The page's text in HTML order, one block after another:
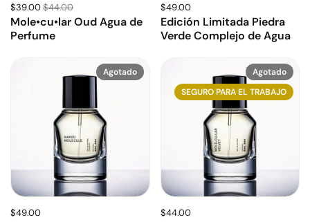
$39.00$44.00
Mole•cu•lar Oud Agua de
Perfume
$49.00
Edición Limitada Piedra
Verde Complejo de Agua
$49.00
Agotado
$44.00
Agotado
SEGURO PARA EL TRABAJO